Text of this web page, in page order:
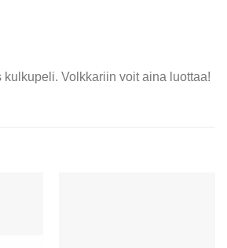
kulkupeli. Volkkariin voit aina luottaa!